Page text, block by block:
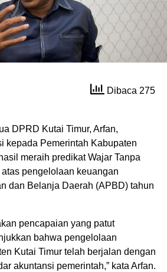
Dibaca 275
DPRD Kutai Timur, Arfan,
kepada Pemerintah Kabupaten
meraih predikat Wajar Tanpa
pengelolaan keuangan
dan Belanja Daerah (APBD) tahun
pencapaian yang patut
bahwa pengelolaan
Kutai Timur telah berjalan dengan
akuntansi pemerintah,” kata Arfan.